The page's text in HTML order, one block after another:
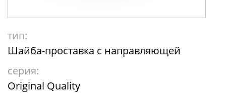
тип:
Шайба-проставка с направляющей
серия:
Original Quality